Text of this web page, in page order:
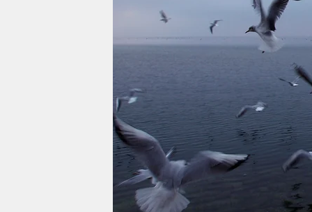
unterstützen
abo
genossenschaft
epaper login